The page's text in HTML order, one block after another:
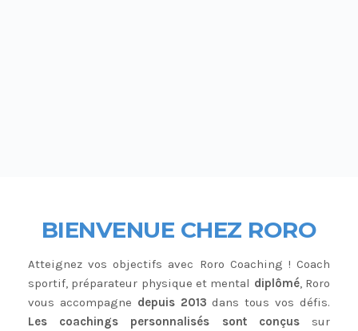
BIENVENUE CHEZ RORO
Atteignez vos objectifs avec Roro Coaching ! Coach
sportif, préparateur physique et mental diplômé, Roro
vous accompagne depuis 2013 dans tous vos défis.
Les coachings personnalisés sont conçussur